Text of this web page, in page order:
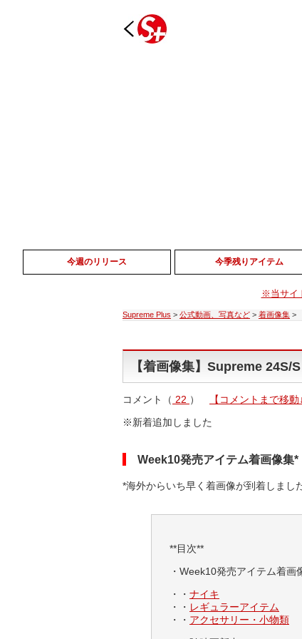
今週のリリース 今季残りアイテム
※当サイ
Supreme Plus > 公式動画、写真など > 着画像集 >
【着画像集】Supreme 24S/
コメント（ 22 ）
【コメントまで移動↓
※新着追加しました
Week10発売アイテム着画像集*
*海外からいち早く着画像が到着しまし
**目次**
・Week10発売アイテム着画
・・ ナイキ
・・ レギュラーアイテム
・・ アクセサリー・小物類